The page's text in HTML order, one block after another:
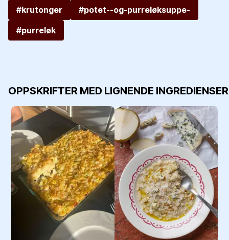
#krutonger
#potet--og-purreløksuppe-
#purreløk
OPPSKRIFTER MED LIGNENDE INGREDIENSER